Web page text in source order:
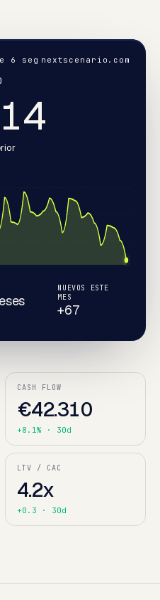
6 seg nextscenario.com
NUEVOS ESTE
MES
+67
CASH FLOW
€42.310
+8.1% · 30d
LTV / CAC
4.2x
+0.3 · 30d